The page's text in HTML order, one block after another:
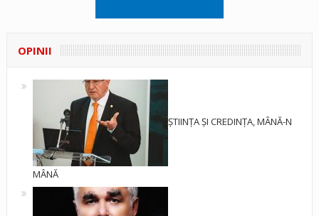
OPINII
ȘTIINȚA ȘI CREDINȚA, MÂNĂ-N
MÂNĂ